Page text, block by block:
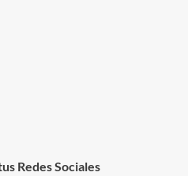
Redes Sociales